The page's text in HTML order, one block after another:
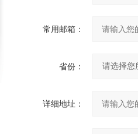
常用邮箱：
省份：
详细地址：